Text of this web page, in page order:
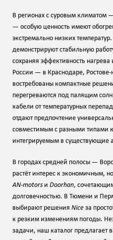
В регионах с суровым климатом
— особую ценность имеют
экстремально низких
демонстрируют стабильную
сохраняя эффективность
России — в Краснодаре,
востребованы компактные
перегреваются под палящим
кабели от температурных
отдают предпочтение
совместимым с разными типами
интегрируемым в существующие
В городах средней полосы —
растёт интерес к экономичным,
AN‑motors и Doorhan,
долговечностью. В Тюмени и
выбирают решения Nice за
к резким изменениям погоды.
задачи, наш каталог предлагает